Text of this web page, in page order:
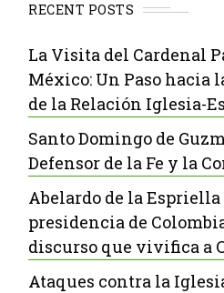
RECENT POSTS
La Visita del Cardenal
México: Un Paso hacia
de la Relación Iglesia-
Santo Domingo de
Defensor de la Fe y la
Abelardo de la
presidencia de
discurso que vivifica a
Ataques contra la